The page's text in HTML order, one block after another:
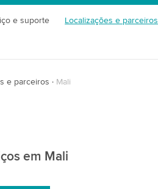
e suporte Localizações e parceiros
e parceiros Mali
em Mali